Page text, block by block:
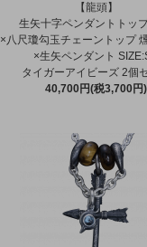
【龍頭】
生矢十字ペンダントトッ
×八尺瓊勾玉チェーントップ
×生矢ペンダント
タイガーアイビーズ 2個
40,700円(税3,700円)